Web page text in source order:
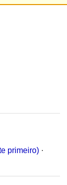
primeiro) ·